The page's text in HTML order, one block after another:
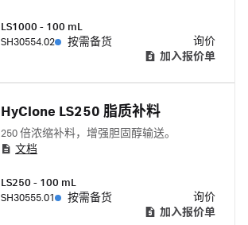
LS1000 - 100 mL
SH30554.02
按需备货
询价
加入报价单
HyClone LS250 脂质补料
250 倍浓缩补料，增强胆固醇输送。
文档
LS250 - 100 mL
SH30555.01
按需备货
询价
加入报价单